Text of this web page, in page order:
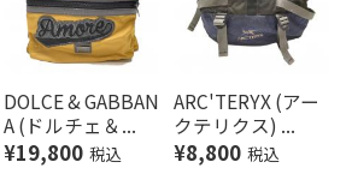
DOLCE & GABBAN
A (ドルチェ＆...
¥19,800 税込
ARC'TERYX (アー
クテリクス) ...
¥8,800 税込